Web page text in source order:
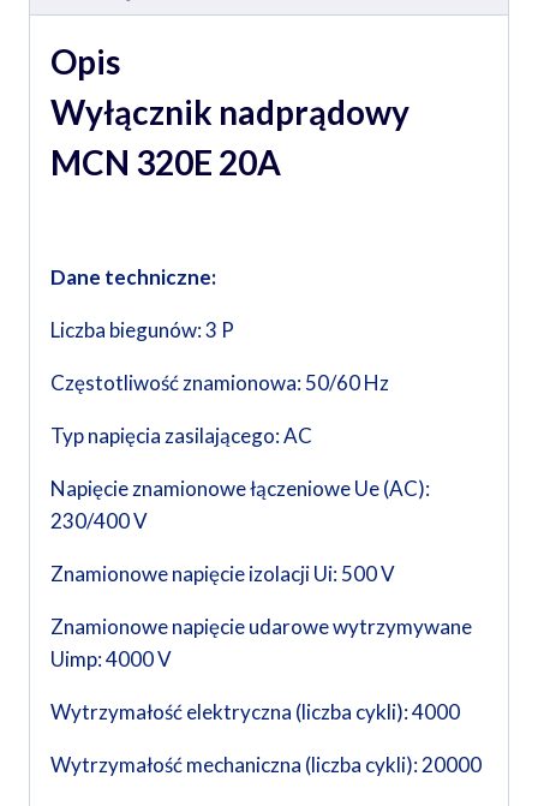
Opis
Wyłącznik nadprądowy
MCN 320E 20A
Dane techniczne:
Liczba biegunów: 3 P
Częstotliwość znamionowa: 50/60 Hz
Typ napięcia zasilającego: AC
Napięcie znamionowe łączeniowe Ue (AC):
230/400 V
Znamionowe napięcie izolacji Ui: 500 V
Znamionowe napięcie udarowe wytrzymywane
Uimp: 4000 V
Wytrzymałość elektryczna (liczba cykli): 4000
Wytrzymałość mechaniczna (liczba cykli): 20000